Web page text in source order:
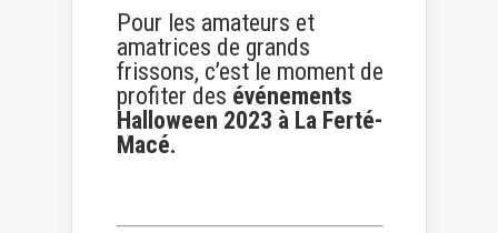
Pour les amateurs et
amatrices de grands
frissons, c’est le moment de
profiter des événements
Halloween 2023 à La Ferté-
Macé.